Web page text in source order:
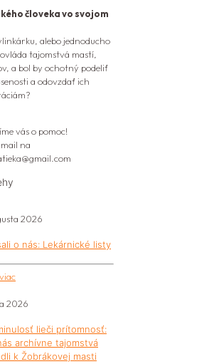
človeka vo svojom
alebo jednoducho
tajomstvá mastí,
a bol by ochotný podeliť
a odovzdať ich
vás o pomoc!
na
2026
o nás: Lekárnické listy
2026
lieči prítomnosť:
archívne tajomstvá
k Žobrákovej masti